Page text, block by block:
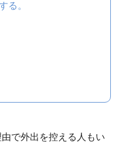
る。
で外出を控える人もい